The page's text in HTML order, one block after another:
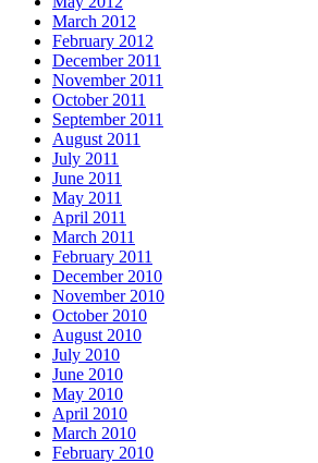
March 2012
February 2012
December 2011
November 2011
October 2011
September 2011
August 2011
July 2011
June 2011
May 2011
April 2011
March 2011
February 2011
December 2010
November 2010
October 2010
August 2010
July 2010
June 2010
May 2010
April 2010
March 2010
February 2010